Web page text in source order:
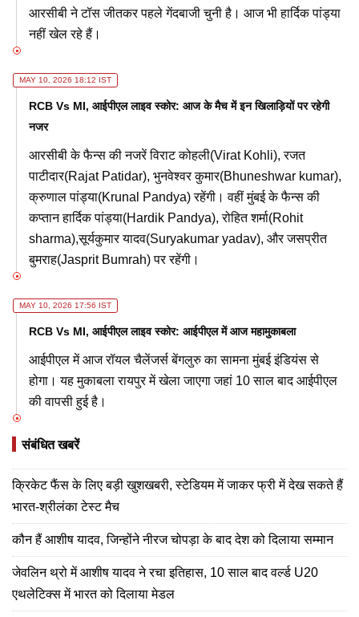
आरसीबी ने टॉस जीतकर पहले गेंदबाजी चुनी है। आज भी हार्दिक पांड्या
नहीं खेल रहे हैं।
MAY 10, 2026 18:12 IST
RCB Vs MI, आईपीएल लाइव स्कोर: आज के मैच में इन खिलाड़ियों पर रहेगी
नजर
आरसीबी के फैन्स की नजरें विराट कोहली(Virat Kohli), रजत
पाटीदार(Rajat Patidar), भुनवेश्वर कुमार(Bhuneshwar kumar),
क्रुणाल पांड्या(Krunal Pandya) रहेंगी। वहीं मुंबई के फैन्स की
कप्तान हार्दिक पांड्या(Hardik Pandya), रोहित शर्मा(Rohit
sharma),सूर्यकुमार यादव(Suryakumar yadav), और जसप्रीत
बुमराह(Jasprit Bumrah) पर रहेंगी।
MAY 10, 2026 17:56 IST
RCB Vs MI, आईपीएल लाइव स्कोर: आईपीएल में आज महामुकाबला
आईपीएल में आज रॉयल चैलेंजर्स बेंगलुरु का सामना मुंबई इंडियंस से
होगा। यह मुकाबला रायपुर में खेला जाएगा जहां 10 साल बाद आईपीएल
की वापसी हुई है।
संबंधित खबरें
क्रिकेट फैंस के लिए बड़ी खुशखबरी, स्टेडियम में जाकर फ्री में देख सकते हैं
भारत-श्रीलंका टेस्ट मैच
कौन हैं आशीष यादव, जिन्होंने नीरज चोपड़ा के बाद देश को दिलाया सम्मान
जेवलिन थ्रो में आशीष यादव ने रचा इतिहास, 10 साल बाद वर्ल्ड U20
एथलेटिक्स में भारत को दिलाया मेडल